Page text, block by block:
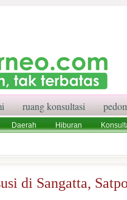
ruang konsultasi
Daerah Hiburan
di Sangatta,